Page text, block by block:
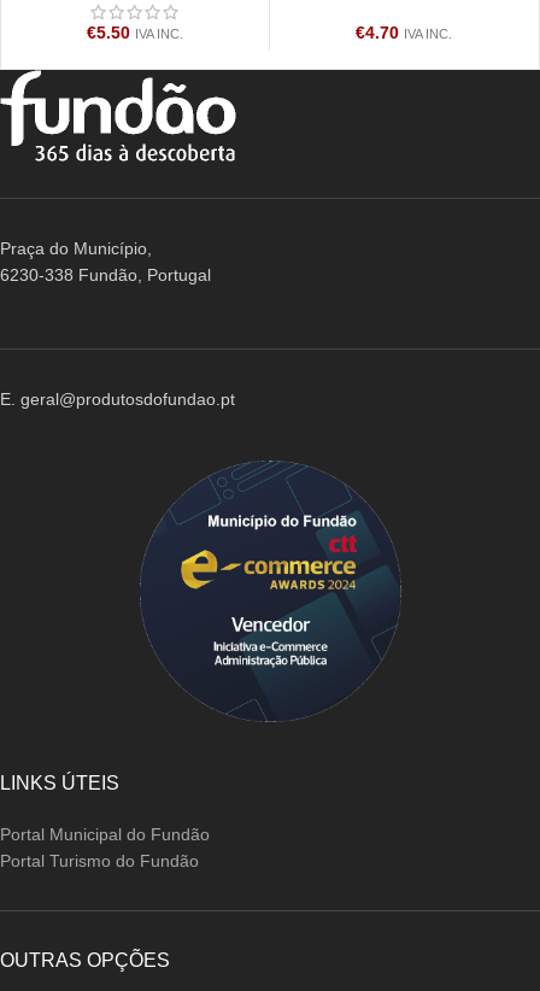
€5.50 IVA INC. €4.70 IVA INC.
Praça do Município,
6230-338 Fundão, Portugal
E. geral@produtosdofundao.pt
LINKS ÚTEIS
Portal Municipal do Fundão
Portal Turismo do Fundão
OUTRAS OPÇÕES